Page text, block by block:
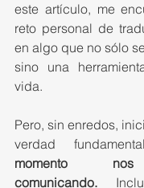
este artículo, me
reto personal de
en algo que no sólo
sino una
vida.
Pero, sin enredos,
verdad
momento
comunicando.